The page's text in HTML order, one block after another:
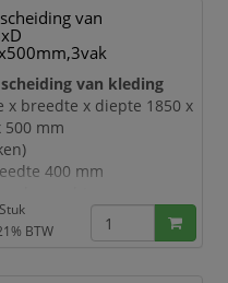
dubbele
onder de hoedenplank is
door een
deur met
en ventilatiesleuven
deuren met
penscharnieren
is standaard
van
van kleding
x breedte x diepte 1850 x
500 mm
400 mm
110 °
een vastgelaste
Stuk
BTW